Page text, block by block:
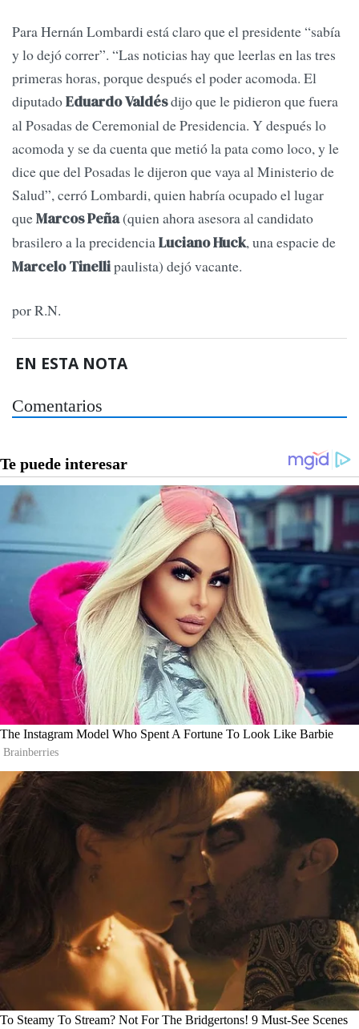
Para Hernán Lombardi está claro que el presidente “sabía
y lo dejó correr”. “Las noticias hay que leerlas en las tres
primeras horas, porque después el poder acomoda. El
diputadoEduardo Valdésdijo que le pidieron que fuera
al Posadas de Ceremonial de Presidencia. Y después lo
acomoda y se da cuenta que metió la pata como loco, y le
dice que del Posadas le dijeron que vaya al Ministerio de
Salud”, cerró Lombardi, quien habría ocupado el lugar
queMarcos Peña(quien ahora asesora al candidato
brasilero a la precidenciaLuciano Huck, una espacie de
Marcelo Tinellipaulista) dejó vacante.
por R.N.
EN ESTA NOTA
Comentarios